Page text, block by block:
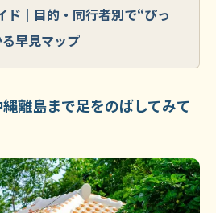
ド｜目的・同行者別で“ぴっ
早見マップ
離島まで足をのばしてみて